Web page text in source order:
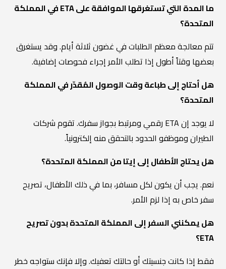
ما المدة التي تستغرقها الموافقة على ETA في المملكة
المتحدة؟
تتم معالجة معظم الطلبات في غضون ثلاثة أيام. وقد يستغرق
بعضها وقتاً أطول إذا تطلب الأمر إجراء فحوصات إضافية.
هل أحتاج إلى طباعة وقت الوصول المُقدّر في المملكة
المتحدة؟
لا يوجد إن ETA رقمي ومرتبط بجواز سفرك. تقوم شركات
الطيران وموظفو الحدود بالتحقق منه إلكترونياً.
هل يحتاج الأطفال إلى إيتا من المملكة المتحدة؟
نعم. يجب أن يكون لكل مسافر، بما في ذلك الأطفال، تصريح
سفر خاص به إذا لزم الأمر.
هل يمكنني السفر إلى المملكة المتحدة بدون تصريح
ETA؟
فقط إذا كانت جنسيتك أو حالتك تعفيك. وإلا فإنك ستواجه خطر